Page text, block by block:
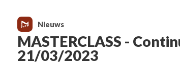
Nieuws
MASTERCLASS -
21/03/2023